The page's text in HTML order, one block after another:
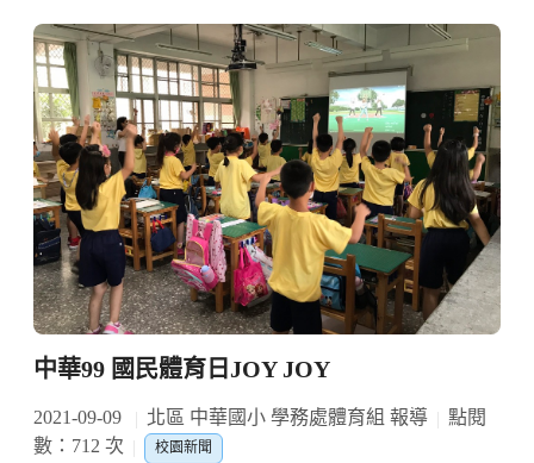
中華99 國民體育日JOY JOY
2021-09-09 北區 中華國小 學務處體育組 報導
點閱
數：712 次
校園新聞